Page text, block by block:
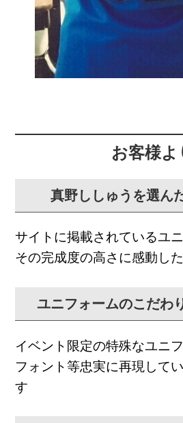
お客様よ
真野ししゅうを選ん
サイトに掲載されているユ
その完成度の高さに感動した
ユニフォームのこだわ
イベント限定の特殊なユニ
フォント等忠実に再現して
す